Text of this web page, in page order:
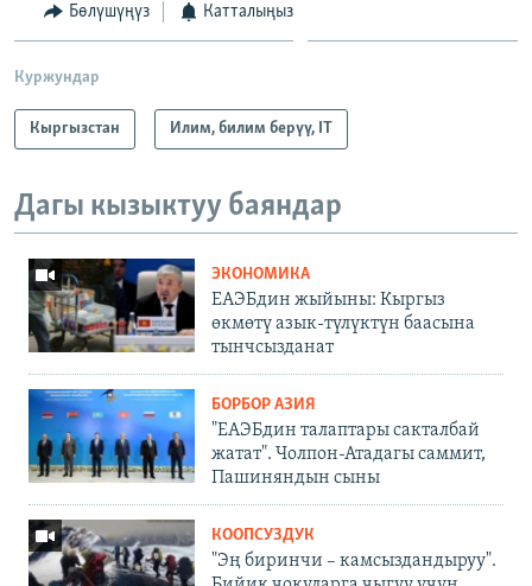
Бөлүшүңүз Катталыңыз
Куржундар
Кыргызстан Илим, билим берүү, IT
Дагы кызыктуу баяндар
ЭКОНОМИКА
ЕАЭБдин жыйыны: Кыргыз
өкмөтү азык-түлүктүн баасына
тынчсызданат
БОРБОР АЗИЯ
"ЕАЭБдин талаптары сакталбай
жатат". Чолпон-Атадагы саммит,
Пашиняндын сыны
КООПСУЗДУК
"Эң биринчи – камсыздандыруу".